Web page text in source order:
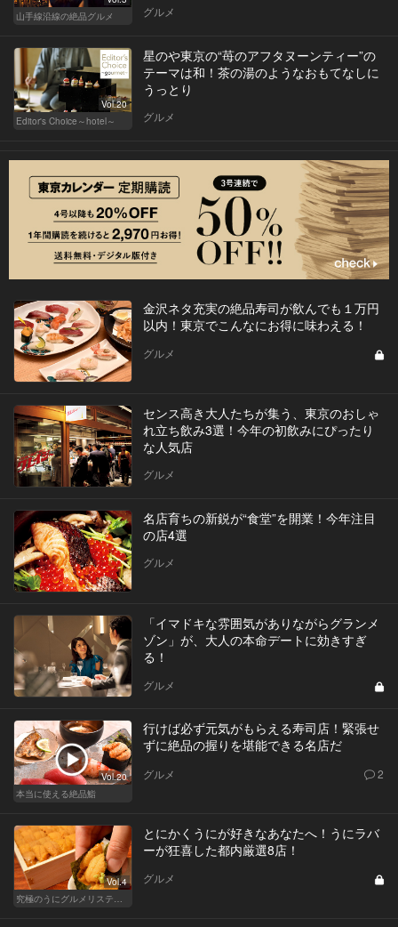
山手線沿線の絶品グルメ
グルメ
Vol.20
Editor's Choice～hotel～
星のや東京の“苺のアフタヌーンティー”の
テーマは和！茶の湯のようなおもてなしに
うっとり
グルメ
金沢ネタ充実の絶品寿司が飲んでも１万円
以内！東京でこんなにお得に味わえる！
グルメ
センス高き大人たちが集う、東京のおしゃ
れ立ち飲み3選！今年の初飲みにぴったり
な人気店
グルメ
名店育ちの新鋭が“食堂”を開業！今年注目
の店4選
グルメ
「イマドキな雰囲気がありながらグランメ
ゾン」が、大人の本命デートに効きすぎ
る！
グルメ
Vol.20
本当に使える絶品鮨
行けば必ず元気がもらえる寿司店！緊張せ
ずに絶品の握りを堪能できる名店だ
グルメ 2
Vol.4
究極のうにグルメリスティクル
とにかくうにが好きなあなたへ！うにラバ
ーが狂喜した都内厳選8店！
グルメ